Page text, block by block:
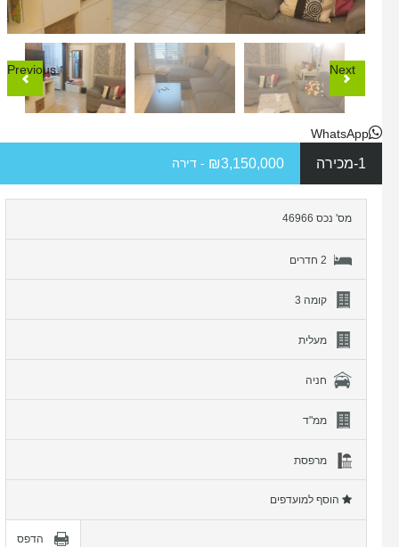
Previous Next
WhatsApp
₪3,150,000 - דירה
מס' נכס 46966
2 חדרים
קומה 3
מעלית
חניה
ממ"ד
מרפסת
הוסף למועדפים
הדפס